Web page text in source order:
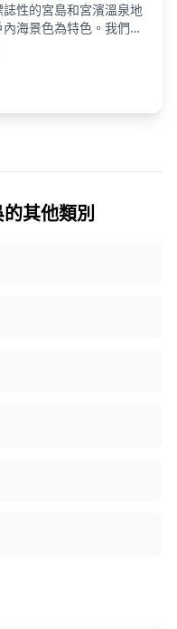
性的宮島和宮濱溫泉地
海景色為特色。我們的
程安排，捕捉自然構
溫泉的
和朱紅色迴廊 ・彌山
溫泉花園：獨特的宮島
期和時間，（2）更改
其他類別